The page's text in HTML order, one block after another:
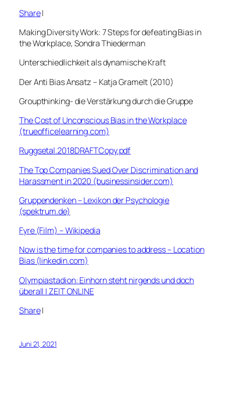
Share|
Making Diversity Work: 7 Steps for defeating Bias in
the Workplace, Sondra Thiederman
Unterschiedlichkeit als dynamische Kraft
Der Anti Bias Ansatz – Katja Gramelt (2010)
Groupthinking- die Verstärkung durch die Gruppe
The Cost of Unconscious Bias in the Workplace
(trueofficelearning.com)
Ruggsetal.2018DRAFTCopy.pdf
The Top Companies Sued Over Discrimination and
Harassment in 2020 (businessinsider.com)
Gruppendenken – Lexikon der Psychologie
(spektrum.de)
Fyre (Film) – Wikipedia
Now is the time for companies to address – Location
Bias (linkedin.com)
Olympiastadion: Einhorn steht nirgends und doch
überall | ZEIT ONLINE
Share|
Juni 21, 2021